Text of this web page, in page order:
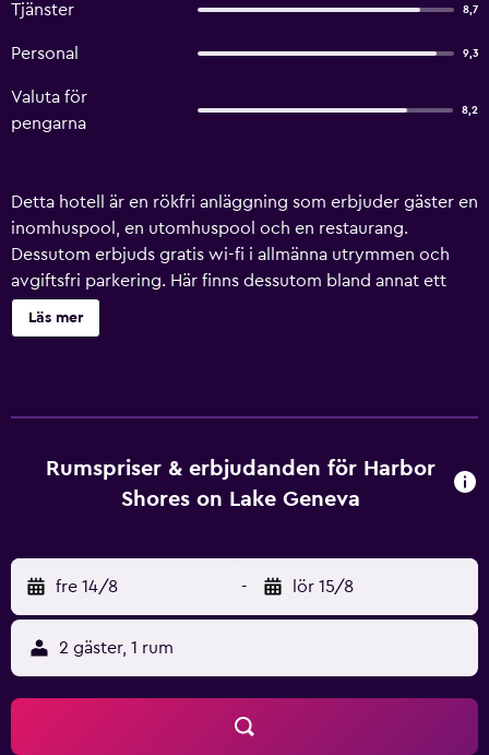
Tjänster 8,7
Personal 9,3
Valuta för
pengarna
8,2
Detta hotell är en rökfri anläggning som erbjuder gäster en
inomhuspool, en utomhuspool och en restaurang.
Dessutom erbjuds gratis wi-fi i allmänna utrymmen och
avgiftsfri parkering. Här finns dessutom bland annat ett
fitnesscenter, en bar/lounge och en bastu. Harbor Shores
on Lake Geneva erbjuder 108 rum med eldstad och dvd-
skrivbord och värdeförvaringsskåp, samt telefon; gratis
lokalsamtal ingår (restriktioner kan förekomma). Städning
Fritidsaktiviteterna nedan finns antingen tillgängliga på
plats eller i närheten. Avgifter kan tillkomma.
Läs mer
Rumspriser & erbjudanden för Harbor
Shores on Lake Geneva
fre 14/8 - lör 15/8
2 gäster, 1 rum